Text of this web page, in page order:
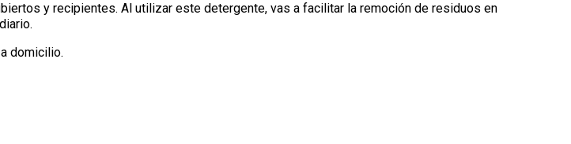
y recipientes. Al utilizar este detergente, vas a facilitar la remoción de residuos en
domicilio.